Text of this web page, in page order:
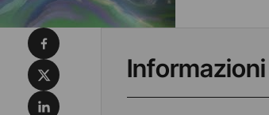
Condividi su Facebook
Condividi su X
Condividi su LinkedIn